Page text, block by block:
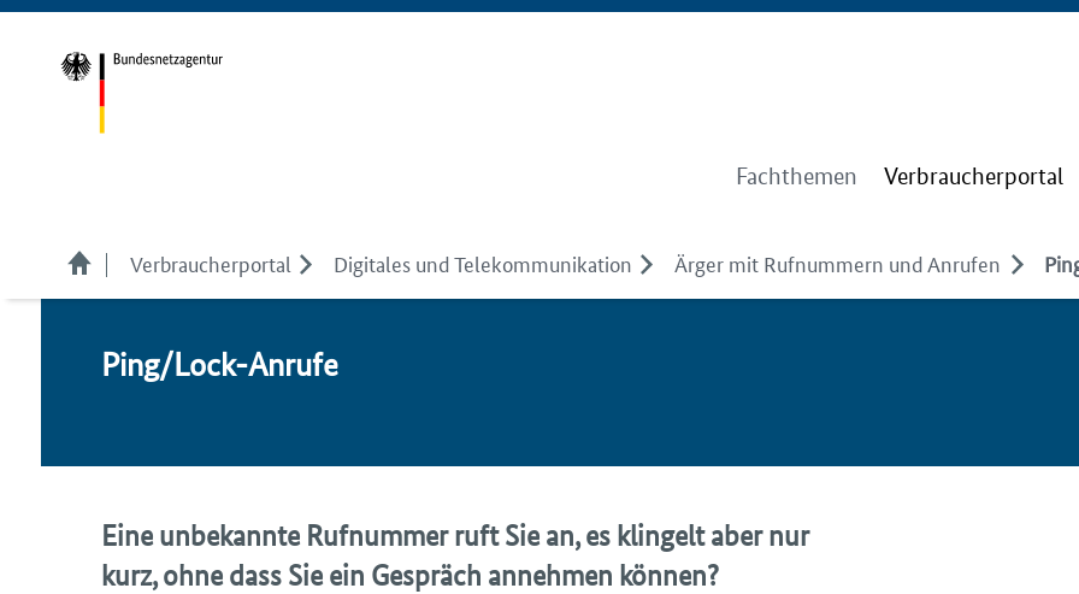
Fachthemen Verbraucherportal
Verbraucherportal Digitales und Telekommunikation Ärger mit Rufnummern und Anrufen
Ping/Lock-An­ru­fe
Eine unbekannte Rufnummer ruft Sie an, es klingelt aber nur
kurz, ohne dass Sie ein Gespräch annehmen können?